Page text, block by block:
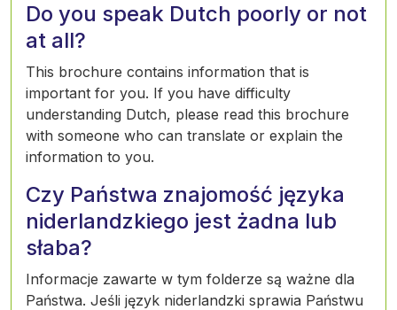
Do you speak Dutch poorly or not
at all?
This brochure contains information that is
important for you. If you have difficulty
understanding Dutch, please read this brochure
with someone who can translate or explain the
information to you.
Czy Państwa znajomość języka
niderlandzkiego jest żadna lub
słaba?
Informacje zawarte w tym folderze są ważne dla
Państwa. Jeśli język niderlandzki sprawia Państwu